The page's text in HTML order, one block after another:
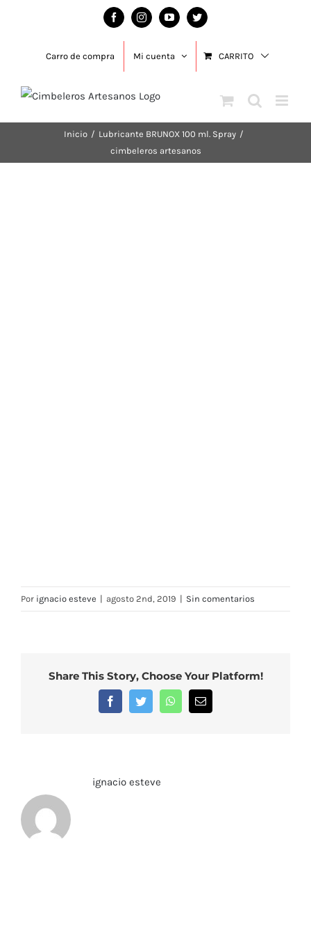
FacebookInstagramYouTubeTwitter
Carro de compra Mi cuenta CARRITO
Inicio / Lubricante BRUNOX 100 ml. Spray /
cimbeleros artesanos
Por ignacio esteve | agosto 2nd, 2019 | Sin comentarios
Share This Story, Choose Your Platform!
FacebookTwitter WhatsAppCorreo
electrónico
ignacio esteve